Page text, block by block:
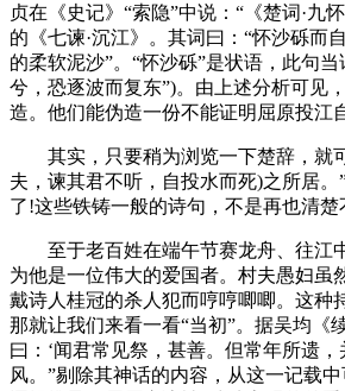
贞在《史记》“索隐”中说：“《楚词·九
的《七谏·沉江》。其词曰：“怀沙砾而
的柔软泥沙”。“怀沙砾”是状语，此句
兮，恐逐波而复东”)。由上述分析可见
造。他们能伪造一份不能证明屈原投江
其实，只要稍为浏览一下楚辞，就可
夫，谏其君不听，自投水而死)之所居
了!这些铁铸一般的诗句，不是再也清
至于老百姓在端午节赛龙舟、往江中
为他是一位伟大的爱国者。村夫愚妇虽
戴诗人桂冠的杀人犯而哼哼唧唧。这种
那就让我们来看一看“当初”。据吴均《
曰：‘闻君常见祭，甚善。但常年所遗
风。”剔除其神话的内容，从这一记载